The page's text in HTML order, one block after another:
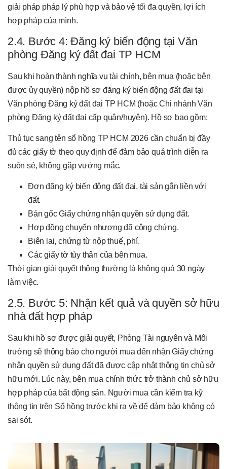
giải pháp pháp lý phù hợp và bảo vệ tối đa quyền, lợi ích
hợp pháp của mình.
2.4. Bước 4: Đăng ký biến động tại Văn
phòng Đăng ký đất đai TP HCM
Sau khi hoàn thành nghĩa vụ tài chính, bên mua (hoặc bên
được ủy quyền) nộp hồ sơ đăng ký biến động đất đai tại
Văn phòng Đăng ký đất đai TP HCM (hoặc Chi nhánh Văn
phòng Đăng ký đất đai cấp quận/huyện). Hồ sơ bao gồm:
Thủ tục sang tên sổ hồng TP HCM 2026 cần chuẩn bị đầy
đủ các giấy tờ theo quy định để đảm bảo quá trình diễn ra
suôn sẻ, không gặp vướng mắc.
Đơn đăng ký biến động đất đai, tài sản gắn liền với
đất.
Bản gốc Giấy chứng nhận quyền sử dụng đất.
Hợp đồng chuyển nhượng đã công chứng.
Biên lai, chứng từ nộp thuế, phí.
Các giấy tờ tùy thân của bên mua.
Thời gian giải quyết thông thường là không quá 30 ngày
làm việc.
2.5. Bước 5: Nhận kết quả và quyền sở hữu
nhà đất hợp pháp
Sau khi hồ sơ được giải quyết, Phòng Tài nguyên và Môi
trường sẽ thông báo cho người mua đến nhận Giấy chứng
nhận quyền sử dụng đất đã được cập nhật thông tin chủ sở
hữu mới. Lúc này, bên mua chính thức trở thành chủ sở hữu
hợp pháp của bất động sản. Người mua cần kiểm tra kỹ
thông tin trên Sổ hồng trước khi ra về để đảm bảo không có
sai sót.